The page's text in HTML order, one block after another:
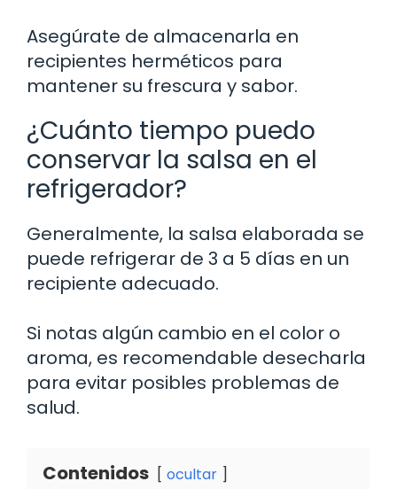
Asegúrate de almacenarla en
recipientes herméticos para
mantener su frescura y sabor.
¿Cuánto tiempo puedo
conservar la salsa en el
refrigerador?
Generalmente, la salsa elaborada se
puede refrigerar de 3 a 5 días en un
recipiente adecuado.
Si notas algún cambio en el color o
aroma, es recomendable desecharla
para evitar posibles problemas de
salud.
Contenidos ocultar